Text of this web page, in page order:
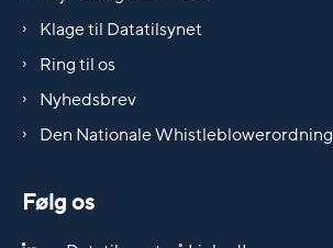
Klage til Datatilsynet
Ring til os
Nyhedsbrev
Den Nationale Whistleblowerordning
Følg os